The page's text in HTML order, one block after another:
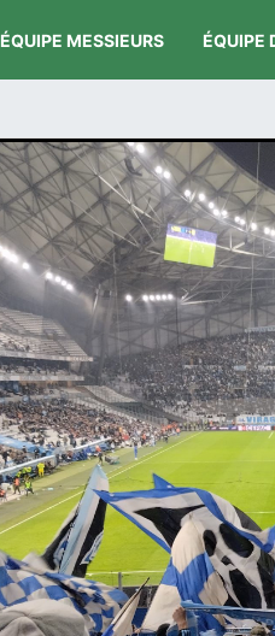
ÉQUIPE MESSIEURS ÉQUIPE